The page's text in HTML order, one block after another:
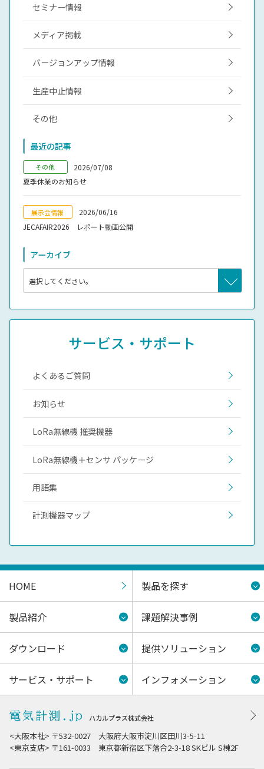
セミナー情報
メディア掲載
バージョンアップ情報
生産中止情報
その他
最近の記事
その他
2026/07/08
夏季休業のお知らせ
展示会情報
2026/06/16
JECAFAIR2026 レポート動画公開
アーカイブ
サービス・サポート
よくあるご質問
お知らせ
LoRa無線機 推奨機器
LoRa無線機＋センサ パッケージ
用語集
計測機器マップ
HOME 製品を探す
製品紹介 課題解決事例
ダウンロード 提供ソリューション
サービス・サポート インフォメーション
ハカルプラス株式会社
<大阪本社> 〒532-0027 大阪府大阪市淀川区田川3-5-11
<東京支店> 〒161-0033 東京都新宿区下落合2-3-18 SKビル S棟2F